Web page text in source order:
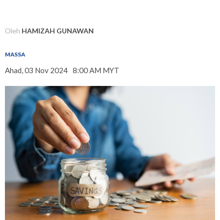
Oleh HAMIZAH GUNAWAN
MASSA
Ahad, 03 Nov 2024 8:00 AM MYT